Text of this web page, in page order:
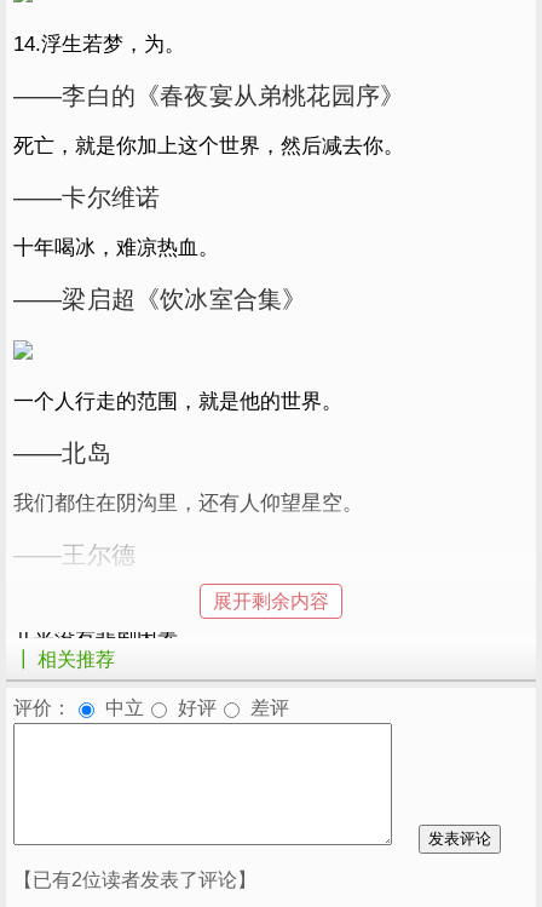
14.浮生若梦，为。
——李白的《春夜宴从弟桃花园序》
死亡，就是你加上这个世界，然后减去你。
——卡尔维诺
十年喝冰，难凉热血。
——梁启超《饮冰室合集》
一个人行走的范围，就是他的世界。
——北岛
我们都住在阴沟里，还有人仰望星空。
——王尔德
19.有些东西被遗忘，有些东西消失了，有些东西死了，
几乎没有悲剧因素。
——《寻羊冒险》
——如果我们的语言是威士忌，
21.没有完美的文章，就像没有完全绝望一样。
展开剩余内容
┃ 相关推荐
评价： 中立 好评 差评
【已有2位读者发表了评论】